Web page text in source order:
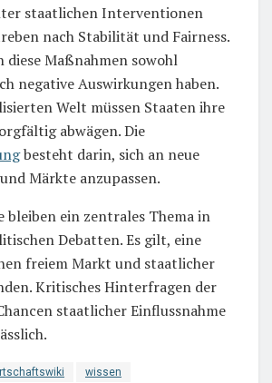
staatlichen Interventionen
nach Stabilität und Fairness.
diese Maßnahmen sowohl
negative Auswirkungen haben.
Welt müssen Staaten ihre
abwägen. Die
besteht darin, sich an neue
Märkte anzupassen.
bleiben ein zentrales Thema in
Debatten. Es gilt, eine
freiem Markt und staatlicher
Kritisches Hinterfragen der
staatlicher Einflussnahme
wissen